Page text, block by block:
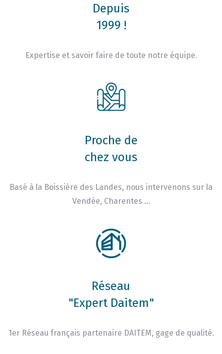
Depuis
1999 !
Expertise et savoir faire de toute notre équipe.
Proche de
chez vous
Basé à la Boissière des Landes, nous intervenons sur la
Vendée, Charentes …
Réseau
"Expert Daitem"
1er Réseau français partenaire DAITEM, gage de qualité.